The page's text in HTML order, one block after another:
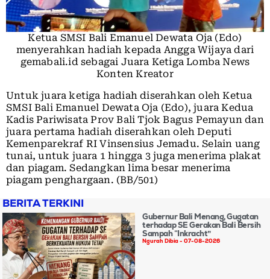
Ketua SMSI Bali Emanuel Dewata Oja (Edo)
menyerahkan hadiah kepada Angga Wijaya dari
gemabali.id sebagai Juara Ketiga Lomba News
Konten Kreator
Untuk juara ketiga hadiah diserahkan oleh Ketua
SMSI Bali Emanuel Dewata Oja (Edo), juara Kedua
Kadis Pariwisata Prov Bali Tjok Bagus Pemayun dan
juara pertama hadiah diserahkan oleh Deputi
Kemenparekraf RI Vinsensius Jemadu. Selain uang
tunai, untuk juara 1 hingga 3 juga menerima plakat
dan piagam. Sedangkan lima besar menerima
piagam penghargaan. (BB/501)
BERITA TERKINI
Gubernur Bali Menang, Gugatan
terhadap SE Gerakan Bali Bersih
Sampah “Inkracht”
Ngurah Dibia 07-08-2026